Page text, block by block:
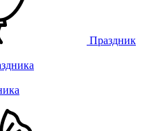
Праздник